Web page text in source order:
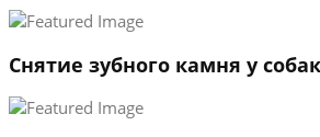
Снятие зубного камня у собак